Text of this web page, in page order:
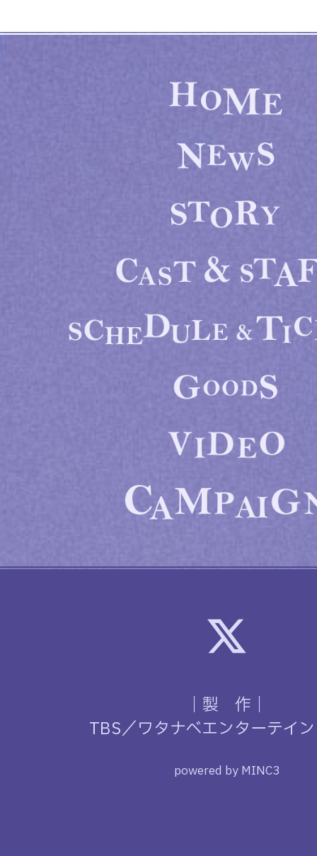
｜製 作｜
TBS／ワタナベエンターテイ
powered by MINC3